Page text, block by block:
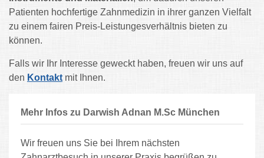
Patienten hochfertige Zahnmedizin in ihrer ganzen Vielfalt
zu einem fairen Preis-Leistungesverhältnis bieten zu
können.
Falls wir Ihr Interesse geweckt haben, freuen wir uns auf
den Kontakt mit Ihnen.
Mehr Infos zu Darwish Adnan M.Sc München
Wir freuen uns Sie bei Ihrem nächsten